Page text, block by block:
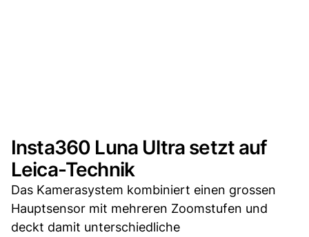
Insta360 Luna Ultra setzt auf
Leica-Technik
Das Kamerasystem kombiniert einen grossen
Hauptsensor mit mehreren Zoomstufen und
deckt damit unterschiedliche